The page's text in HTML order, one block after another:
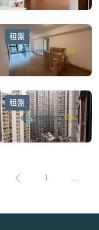
租盤
租盤
1 ...